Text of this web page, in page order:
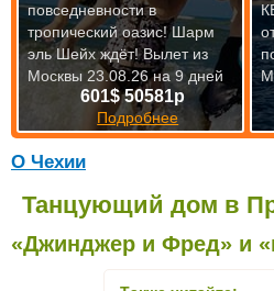
О Чехии
Танцующий дом в
«Джинджер и Фред» и
601$ 50581р
Подробнее
повседневности в
тропический оазис! Шарм
эль Шейх ждёт!Вылет из
Москвы 23.08.26 на 9 дней